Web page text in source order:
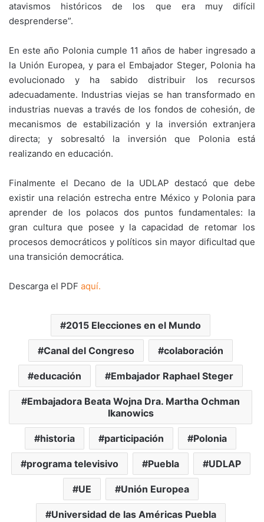
atavismos históricos de los que era muy difícil
desprenderse”.
En este año Polonia cumple 11 años de haber ingresado a
la Unión Europea, y para el Embajador Steger, Polonia ha
evolucionado y ha sabido distribuir los recursos
adecuadamente. Industrias viejas se han transformado en
industrias nuevas a través de los fondos de cohesión, de
mecanismos de estabilización y la inversión extranjera
directa; y sobresaltó la inversión que Polonia está
realizando en educación.
Finalmente el Decano de la UDLAP destacó que debe
existir una relación estrecha entre México y Polonia para
aprender de los polacos dos puntos fundamentales: la
gran cultura que posee y la capacidad de retomar los
procesos democráticos y políticos sin mayor dificultad que
una transición democrática.
Descarga el PDF aquí.
2015 Elecciones en el Mundo
Canal del Congreso colaboración
educación Embajador Raphael Steger
Embajadora Beata Wojna Dra. Martha Ochman
Ikanowics
historia participación Polonia
programa televisivo Puebla UDLAP
UE Unión Europea
Universidad de las Américas Puebla